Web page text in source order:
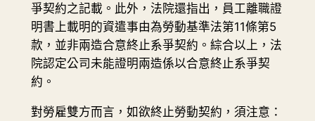
爭契約之記載。此外，法院還指出，員工離職證
明書上載明的資遣事由為勞動基準法第11條第5
款，並非兩造合意終止系爭契約。綜合以上，法
院認定公司未能證明兩造係以合意終止系爭契
約。
對勞雇雙方而言，如欲終止勞動契約，須注意：